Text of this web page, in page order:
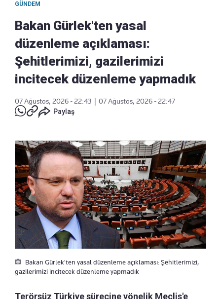
GÜNDEM
Bakan Gürlek'ten yasal
düzenleme açıklaması:
Şehitlerimizi, gazilerimizi
incitecek düzenleme yapmadık
07 Ağustos, 2026 - 22:43
07 Ağustos, 2026 - 22:47
Paylaş
Bakan Gürlek'ten yasal düzenleme açıklaması: Şehitlerimizi,
gazilerimizi incitecek düzenleme yapmadık
Terörsüz Türkiye sürecine yönelik Meclis'e